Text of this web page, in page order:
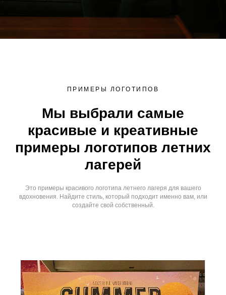
ПРИМЕРЫ ЛОГОТИПОВ
Мы выбрали самые
красивые и креативные
примеры логотипов летних
лагерей
Это примеры красивого логотипа летнего лагеря для вашего
вдохновения. Найдите стиль, который подходит именно вам, или
создайте свой собственный.